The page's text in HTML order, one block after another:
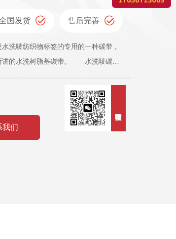
国发货 售后完善
唛纺织物标签的专用的一种碳带，
讲的水洗树脂基碳带。 水洗唛碳带
水洗标的情形。 适用于服装行业水
等 适用介质：涂布纸、人造合成
我们